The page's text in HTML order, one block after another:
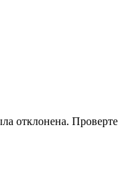
отклонена. Проверте